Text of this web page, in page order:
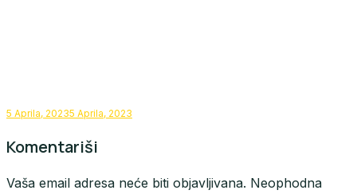
5 Aprila, 20235 Aprila, 2023
Komentariši
Vaša email adresa neće biti objavljivana. Neophodna